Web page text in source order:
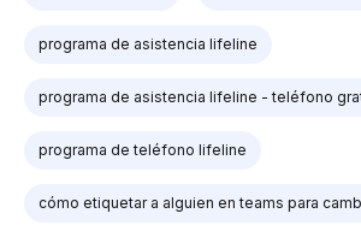
programa de asistencia lifeline
programa de asistencia lifeline - teléfono
programa de teléfono lifeline
cómo etiquetar a alguien en teams para